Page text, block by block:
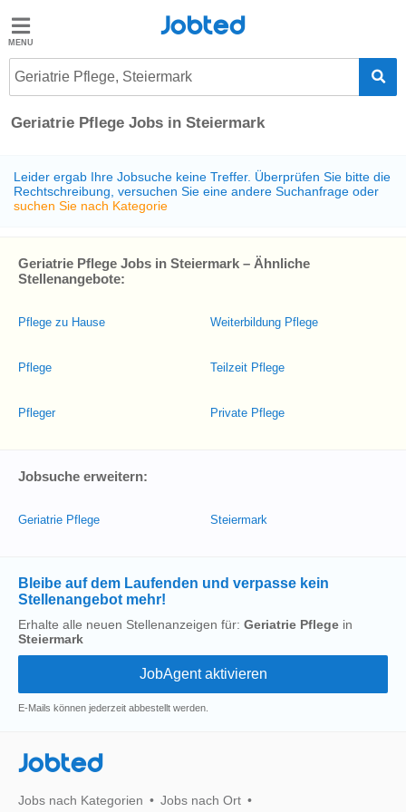
Jobted
Jobs
Gehalt
Jobted
Geriatrie Pflege, Steiermark
Geriatrie Pflege Jobs in Steiermark
Leider ergab Ihre Jobsuche keine Treffer. Überprüfen Sie bitte die
Rechtschreibung, versuchen Sie eine andere Suchanfrage oder
suchen Sie nach Kategorie
Geriatrie Pflege Jobs in Steiermark – Ähnliche
Stellenangebote:
Pflege zu Hause
Pflege
Pfleger
Weiterbildung Pflege
Teilzeit Pflege
Private Pflege
Jobsuche erweitern:
Geriatrie Pflege Steiermark
Bleibe auf dem Laufenden und verpasse kein
Stellenangebot mehr!
Erhalte alle neuen Stellenanzeigen für: Geriatrie Pflege in
Steiermark
E-Mails können jederzeit abbestellt werden.
Jobted
Jobs nach Kategorien Jobs nach Ort